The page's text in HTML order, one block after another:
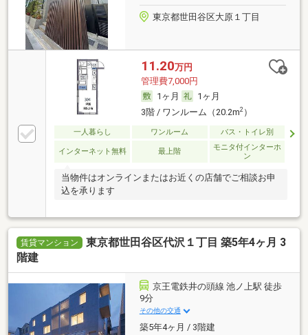
東京都世田谷区大原１丁目
11.20万円
管理費7,000円
1ヶ月
1ヶ月
3階 / ワンルーム（20.2m2）
一人暮らし ワンルーム バス・トイレ別
インターネット無料 最上階
モニタ付インターホ
ン
当物件はオンラインまたはお近くの店舗でご相談お申
込を承ります
賃貸マンション
東京都世田谷区代沢１丁目 築5年4ヶ月 3
階建
京王電鉄井の頭線 池ノ上駅 徒歩
9分
その他の交通
築5年4ヶ月 / 3階建